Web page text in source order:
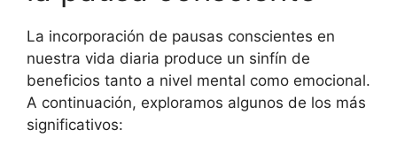
La incorporación de pausas conscientes en
nuestra vida diaria produce un sinfín de
beneficios tanto a nivel mental como emocional.
A continuación, exploramos algunos de los más
significativos: